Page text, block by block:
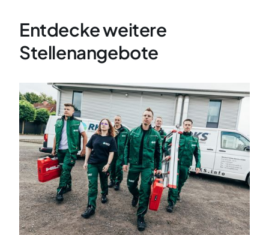
Entdecke weitere
Stellenangebote